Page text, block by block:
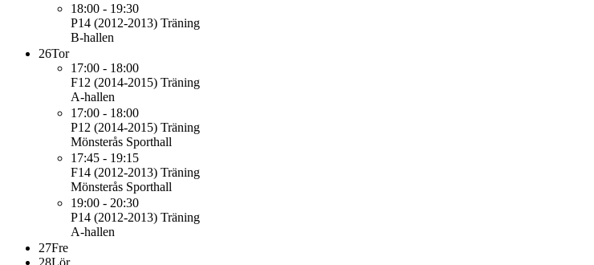
18:00 - 19:30
P14 (2012-2013) Träning
B-hallen
26Tor
17:00 - 18:00
F12 (2014-2015) Träning
A-hallen
17:00 - 18:00
P12 (2014-2015) Träning
Mönsterås Sporthall
17:45 - 19:15
F14 (2012-2013) Träning
Mönsterås Sporthall
19:00 - 20:30
P14 (2012-2013) Träning
A-hallen
27Fre
28Lör